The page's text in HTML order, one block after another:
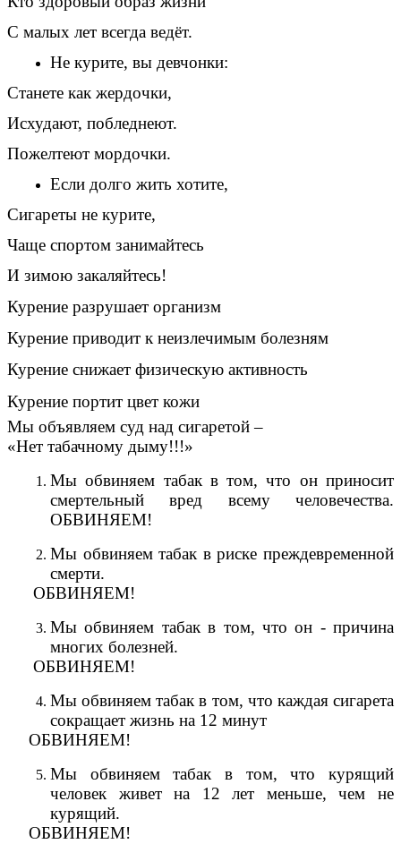
С малых лет всегда ведёт.
Не курите, вы девчонки:
Станете как жердочки,
Исхудают, побледнеют.
Пожелтеют мордочки.
Если долго жить хотите,
Сигареты не курите,
Чаще спортом занимайтесь
И зимою закаляйтесь!
Курение разрушает организм
Курение приводит к неизлечимым болезням
Курение снижает физическую активность
Курение портит цвет кожи
Мы объявляем суд над сигаретой –
«Нет табачному дыму!!!»
Мы обвиняем табак в том, что он приносит
смертельный вред всему человечества.
ОБВИНЯЕМ!
Мы обвиняем табак в риске преждевременной
смерти.
ОБВИНЯЕМ!
Мы обвиняем табак в том, что он - причина
многих болезней.
ОБВИНЯЕМ!
Мы обвиняем табак в том, что каждая сигарета
сокращает жизнь на 12 минут
ОБВИНЯЕМ!
Мы обвиняем табак в том, что курящий
человек живет на 12 лет меньше, чем не
курящий.
ОБВИНЯЕМ!